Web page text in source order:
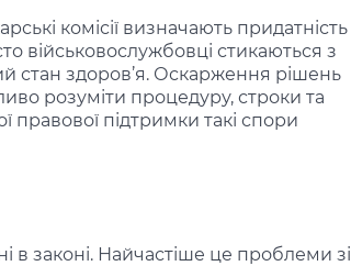
комісії визначають придатність
військовослужбовці стикаються з
стан здоров’я. Оскарження рішень
розуміти процедуру, строки та
правової підтримки такі спори
в законі. Найчастіше це проблеми зі